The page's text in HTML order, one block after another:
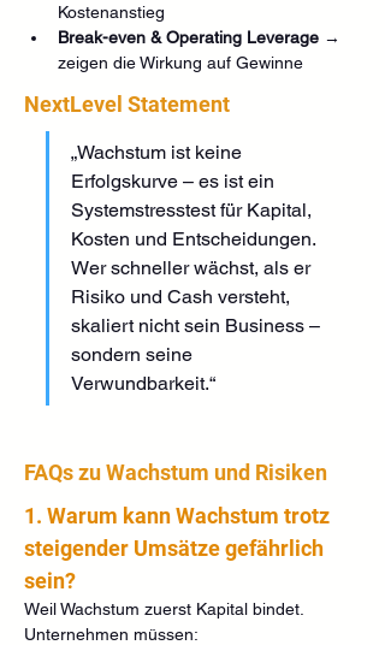
Kostenanstieg
Break-even & Operating Leverage →
zeigen die Wirkung auf Gewinne
NextLevel Statement
„Wachstum ist keine
Erfolgskurve – es ist ein
Systemstresstest für Kapital,
Kosten und Entscheidungen.
Wer schneller wächst, als er
Risiko und Cash versteht,
skaliert nicht sein Business –
sondern seine
Verwundbarkeit.“
FAQs zu Wachstum und Risiken
1. Warum kann Wachstum trotz
steigender Umsätze gefährlich
sein?
Weil Wachstum zuerst Kapital bindet.
Unternehmen müssen: